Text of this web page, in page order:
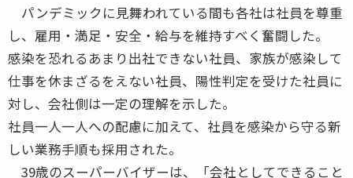
パンデミックに見舞われている間も各社は社員を尊重
し、雇用・満足・安全・給与を維持すべく奮闘した。
感染を恐れるあまり出社できない社員、家族が感染して
仕事を休まざるをえない社員、陽性判定を受けた社員に
対し、会社側は一定の理解を示した。
社員一人一人への配慮に加えて、社員を感染から守る新
しい業務手順も採用された。
39歳のスーパーバイザーは、「会社としてできること